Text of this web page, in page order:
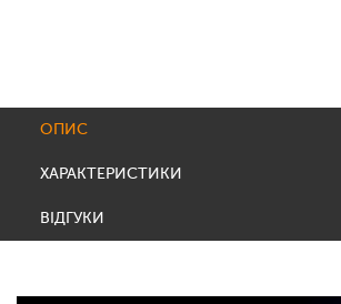
ОПИС
ХАРАКТЕРИСТИКИ
ВІДГУКИ